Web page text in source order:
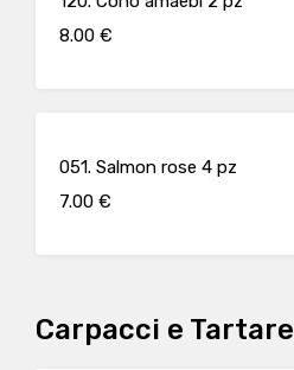
8.00 €
051. Salmon rose 4 pz
7.00 €
Carpacci e Tartare